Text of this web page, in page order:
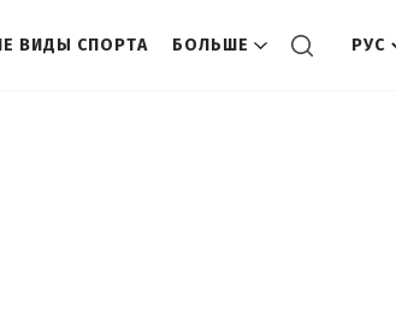
ВИДЫ СПОРТА БОЛЬШЕ РУС